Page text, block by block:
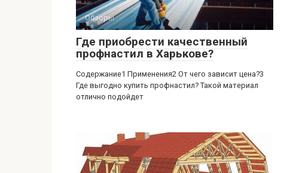
Обзоры
Где приобрести качественный
профнастил в Харькове?
Содержание1 Применения2 От чего зависит цена?3
Где выгодно купить профнастил? Такой материал
отлично подойдет